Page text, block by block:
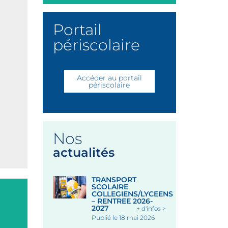
Portail
périscolaire
Accéder au portail
périscolaire
Nos
actualités
TRANSPORT
SCOLAIRE
COLLEGIENS/LYCEENS
– RENTREE 2026-
2027
Publié le 18 mai 2026
+ d'infos >